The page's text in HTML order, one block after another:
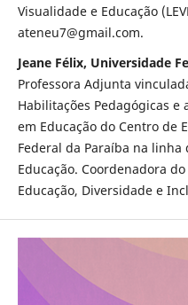
Visualidade e Educação
ateneu7@gmail.com.
Jeane Félix, Universidade
Professora Adjunta
Habilitações Pedagógicas e
em Educação do Centro de
Federal da Paraíba na linha
Educação. Coordenadora
Educação, Diversidade e